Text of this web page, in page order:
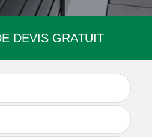
DEVIS GRATUIT